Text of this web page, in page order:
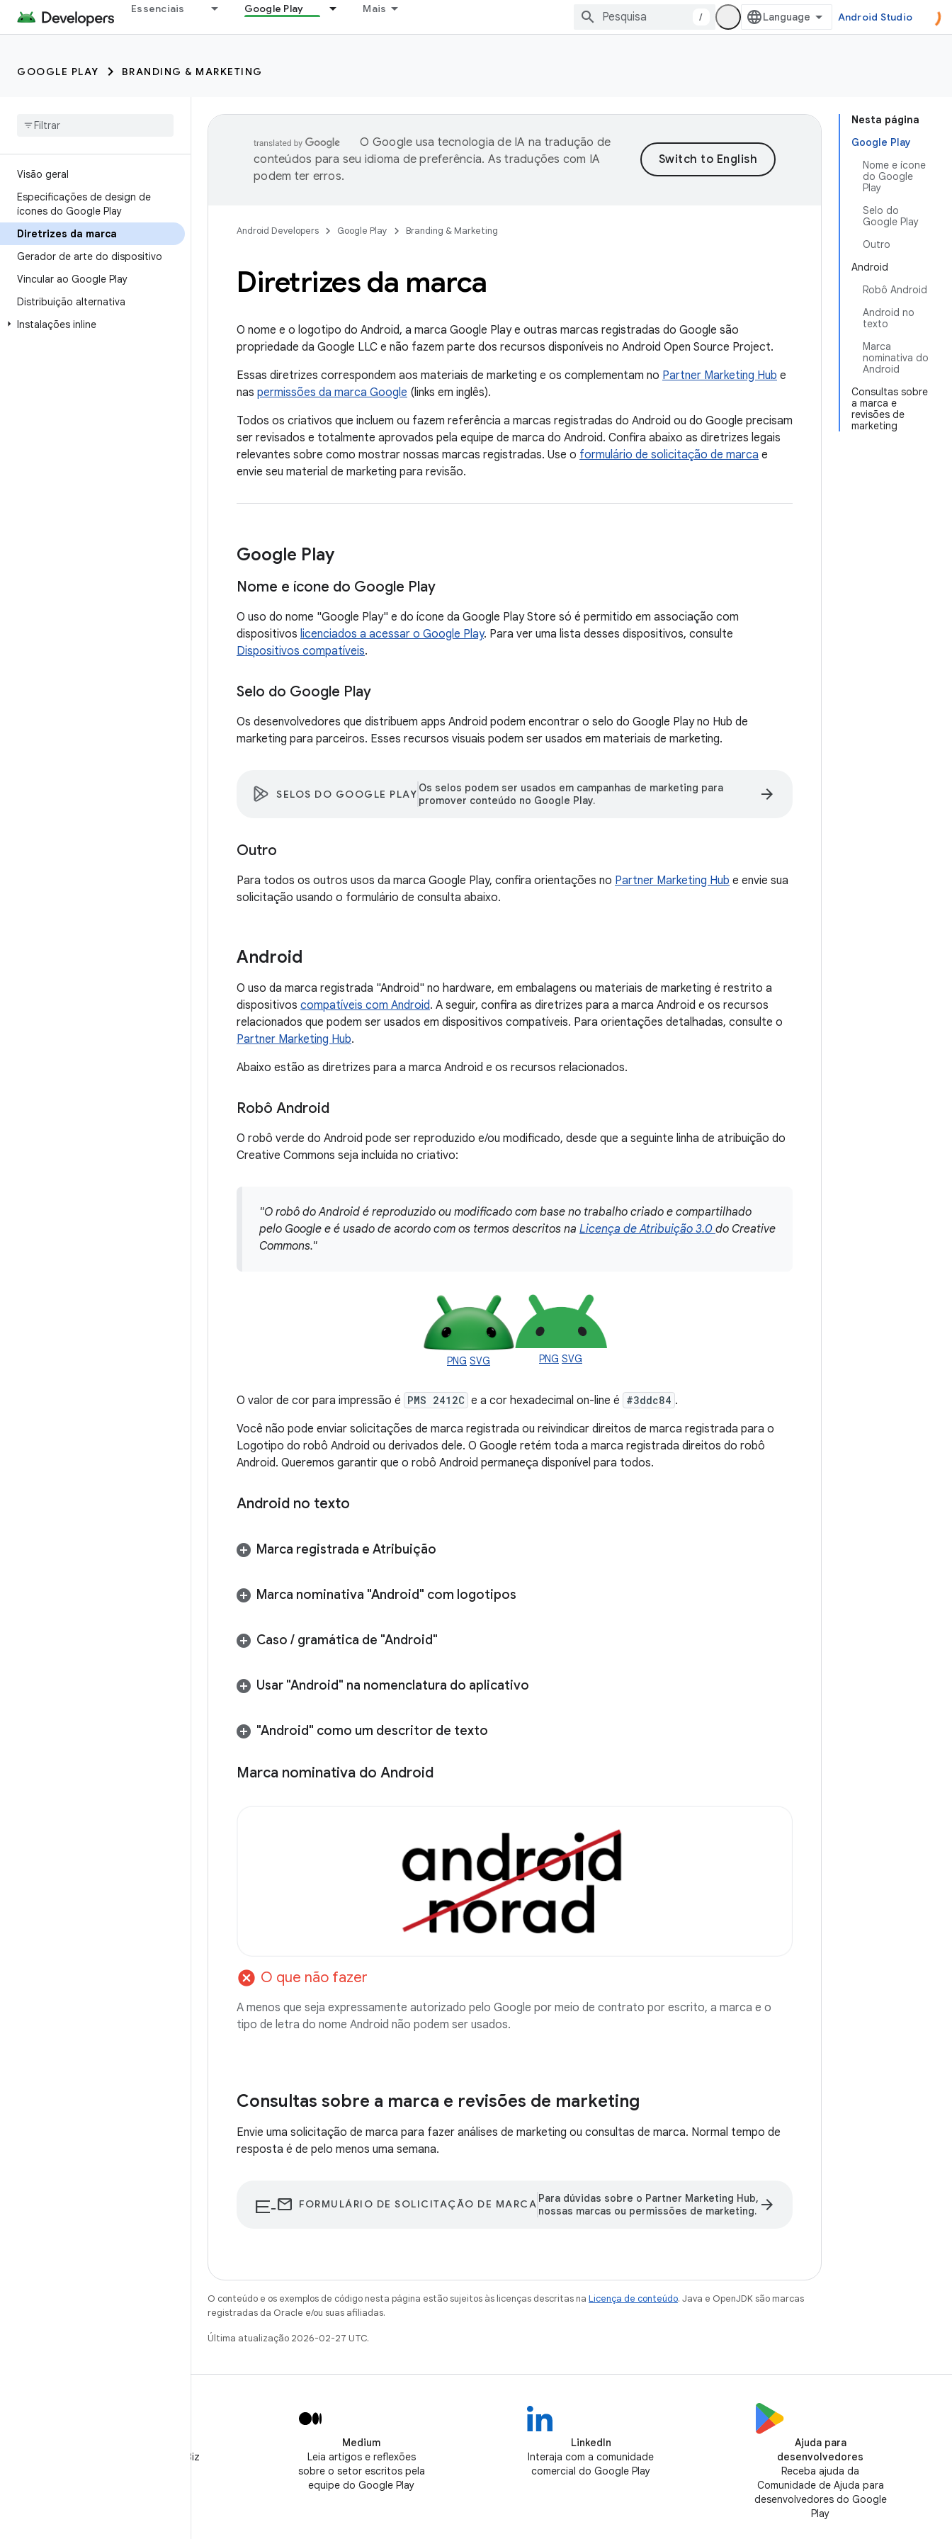
Essenciais Google Play Mais
/ Android Studio
GOOGLE PLAY BRANDING & MARKETING
Visão geral
Especificações de design de
ícones do Google Play
Diretrizes da marca
Gerador de arte do dispositivo
Vincular ao Google Play
Distribuição alternativa
Instalações inline
Nesta página
Google Play
Nome e ícone
do Google
Play
Selo do
Google Play
Outro
Android
Robô Android
Android no
texto
Marca
nominativa do
Android
Consultas sobre
a marca e
revisões de
marketing
O Google usa tecnologia de IA na tradução de
conteúdos para seu idioma de preferência. As traduções com IA
podem ter erros.
Android Developers Google Play Branding & Marketing
Diretrizes da marca
O nome e o logotipo do Android, a marca Google Play e outras marcas registradas do Google são
propriedade da Google LLC e não fazem parte dos recursos disponíveis no Android Open Source Project.
Essas diretrizes correspondem aos materiais de marketing e os complementam no Partner Marketing Hub e
nas permissões da marca Google (links em inglês).
Todos os criativos que incluem ou fazem referência a marcas registradas do Android ou do Google precisam
ser revisados e totalmente aprovados pela equipe de marca do Android. Confira abaixo as diretrizes legais
relevantes sobre como mostrar nossas marcas registradas. Use o formulário de solicitação de marca e
envie seu material de marketing para revisão.
Google Play
Nome e ícone do Google Play
O uso do nome "Google Play" e do ícone da Google Play Store só é permitido em associação com
dispositivos licenciados a acessar o Google Play. Para ver uma lista desses dispositivos, consulte
Dispositivos compatíveis.
Selo do Google Play
Os desenvolvedores que distribuem apps Android podem encontrar o selo do Google Play no Hub de
marketing para parceiros. Esses recursos visuais podem ser usados em materiais de marketing.
SELOS DO GOOGLE PLAY Os selos podem ser usados em campanhas de marketing para
promover conteúdo no Google Play.
arrow_forward
Outro
Para todos os outros usos da marca Google Play, confira orientações no Partner Marketing Hub e envie sua
solicitação usando o formulário de consulta abaixo.
Android
O uso da marca registrada "Android" no hardware, em embalagens ou materiais de marketing é restrito a
dispositivos compatíveis com Android. A seguir, confira as diretrizes para a marca Android e os recursos
relacionados que podem ser usados em dispositivos compatíveis. Para orientações detalhadas, consulte o
Partner Marketing Hub.
Abaixo estão as diretrizes para a marca Android e os recursos relacionados.
Robô Android
O robô verde do Android pode ser reproduzido e/ou modificado, desde que a seguinte linha de atribuição do
Creative Commons seja incluída no criativo:
"O robô do Android é reproduzido ou modificado com base no trabalho criado e compartilhado
pelo Google e é usado de acordo com os termos descritos na Licença de Atribuição 3.0 do Creative
Commons."
PNG SVG PNG SVG
O valor de cor para impressão é PMS 2412C e a cor hexadecimal on-line é #3ddc84 .
Você não pode enviar solicitações de marca registrada ou reivindicar direitos de marca registrada para o
Logotipo do robô Android ou derivados dele. O Google retém toda a marca registrada direitos do robô
Android. Queremos garantir que o robô Android permaneça disponível para todos.
Android no texto
Marca registrada e Atribuição
Marca nominativa "Android" com logotipos
Caso / gramática de "Android"
Usar "Android" na nomenclatura do aplicativo
"Android" como um descritor de texto
Marca nominativa do Android
cancel O que não fazer
A menos que seja expressamente autorizado pelo Google por meio de contrato por escrito, a marca e o
tipo de letra do nome Android não podem ser usados.
Consultas sobre a marca e revisões de marketing
Envie uma solicitação de marca para fazer análises de marketing ou consultas de marca. Normal tempo de
resposta é de pelo menos uma semana.
e-mail FORMULÁRIO DE SOLICITAÇÃO DE MARCA Para dúvidas sobre o Partner Marketing Hub,
nossas marcas ou permissões de marketing. arrow_forward
O conteúdo e os exemplos de código nesta página estão sujeitos às licenças descritas na Licença de conteúdo. Java e OpenJDK são marcas
registradas da Oracle e/ou suas afiliadas.
Última atualização 2026-02-27 UTC.
Siga o perfil @GooglePlayBiz
Medium
Leia artigos e reflexões
sobre o setor escritos pela
equipe do Google Play
LinkedIn
Interaja com a comunidade
comercial do Google Play
Ajuda para
desenvolvedores
Receba ajuda da
Comunidade de Ajuda para
desenvolvedores do Google
Play